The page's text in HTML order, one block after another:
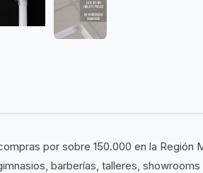
por sobre 150.000 en la Región
barberías, talleres,